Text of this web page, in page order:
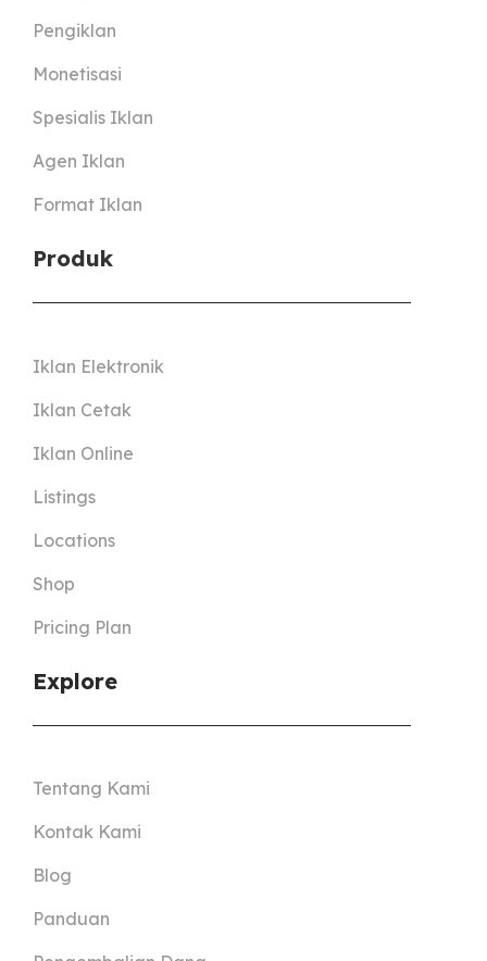
Pengiklan
Monetisasi
Spesialis Iklan
Agen Iklan
Format Iklan
Produk
Iklan Elektronik
Iklan Cetak
Iklan Online
Listings
Locations
Shop
Pricing Plan
Explore
Tentang Kami
Kontak Kami
Blog
Panduan